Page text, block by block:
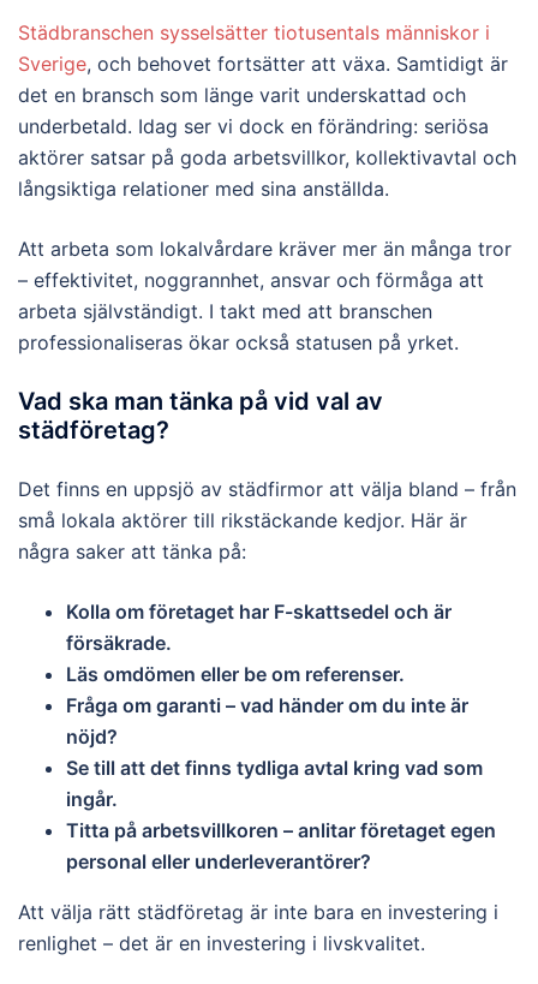
Städbranschen sysselsätter tiotusentals människor i
Sverige, och behovet fortsätter att växa. Samtidigt är
det en bransch som länge varit underskattad och
underbetald. Idag ser vi dock en förändring: seriösa
aktörer satsar på goda arbetsvillkor, kollektivavtal och
långsiktiga relationer med sina anställda.
Att arbeta som lokalvårdare kräver mer än många tror
– effektivitet, noggrannhet, ansvar och förmåga att
arbeta självständigt. I takt med att branschen
professionaliseras ökar också statusen på yrket.
Vad ska man tänka på vid val av
städföretag?
Det finns en uppsjö av städfirmor att välja bland – från
små lokala aktörer till rikstäckande kedjor. Här är
några saker att tänka på:
Kolla om företaget har F-skattsedel och är
försäkrade.
Läs omdömen eller be om referenser.
Fråga om garanti – vad händer om du inte är
nöjd?
Se till att det finns tydliga avtal kring vad som
ingår.
Titta på arbetsvillkoren – anlitar företaget egen
personal eller underleverantörer?
Att välja rätt städföretag är inte bara en investering i
renlighet – det är en investering i livskvalitet.